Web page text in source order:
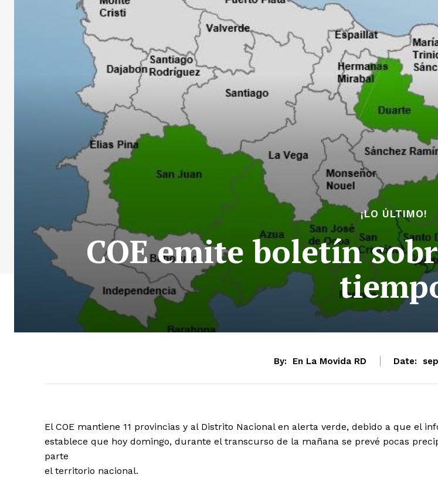
¡LO ÚLTIMO!
COE emite boletín
By: En La Movida RD Date:
El COE mantiene 11 provincias y al Distrito Nacional en alerta verde, debido a que el
establece que hoy domingo, durante el transcurso de la mañana se prevé pocas
parte
el territorio nacional.